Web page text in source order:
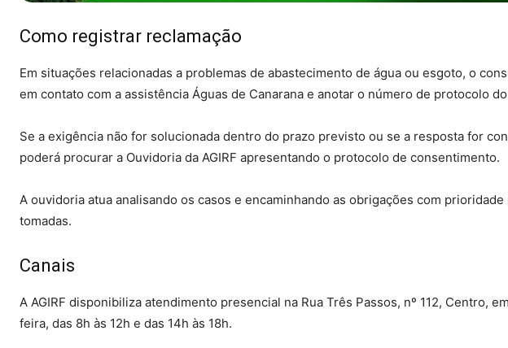
Como registrar reclamação
Em situações relacionadas a problemas de abastecimento de água ou esgoto, o
em contato com a assistência Águas de Canarana e anotar o número de protocolo
Se a exigência não for solucionada dentro do prazo previsto ou se a resposta for
poderá procurar a Ouvidoria da AGIRF apresentando o protocolo de consentimento.
A ouvidoria atua analisando os casos e encaminhando as obrigações com
tomadas.
Canais
A AGIRF disponibiliza atendimento presencial na Rua Três Passos, nº 112, Centro,
feira, das 8h às 12h e das 14h às 18h.